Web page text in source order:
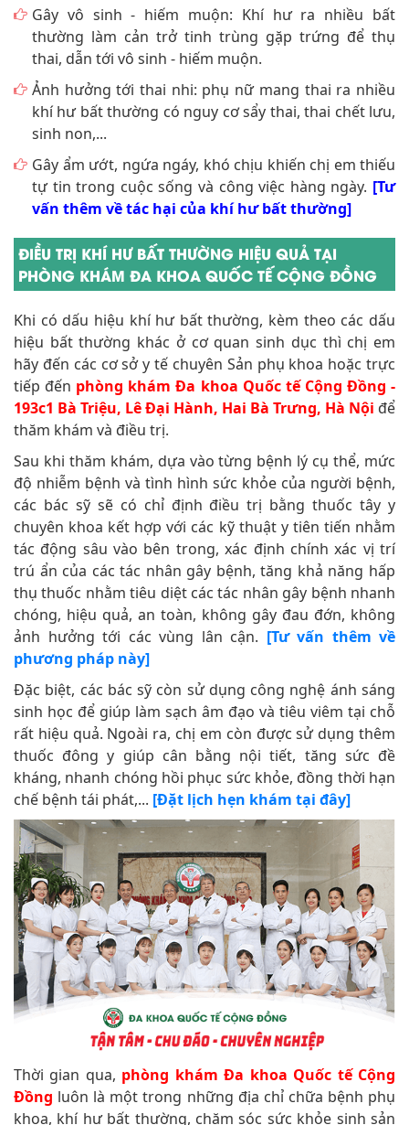
Gây vô sinh - hiếm muộn: Khí hư ra nhiều bất
thường làm cản trở tinh trùng gặp trứng để thụ
thai, dẫn tới vô sinh - hiếm muộn.
Ảnh hưởng tới thai nhi: phụ nữ mang thai ra nhiều
khí hư bất thường có nguy cơ sẩy thai, thai chết lưu,
sinh non,...
Gây ẩm ướt, ngứa ngáy, khó chịu khiến chị em thiếu
tự tin trong cuộc sống và công việc hàng ngày. [Tư
vấn thêm về tác hại của khí hư bất thường]
ĐIỀU TRỊ KHÍ HƯ BẤT THƯỜNG HIỆU QUẢ TẠI
PHÒNG KHÁM ĐA KHOA QUỐC TẾ CỘNG ĐỒNG
Khi có dấu hiệu khí hư bất thường, kèm theo các dấu
hiệu bất thường khác ở cơ quan sinh dục thì chị em
hãy đến các cơ sở y tế chuyên Sản phụ khoa hoặc trực
tiếp đến phòng khám Đa khoa Quốc tế Cộng Đồng -
193c1 Bà Triệu, Lê Đại Hành, Hai Bà Trưng, Hà Nội để
thăm khám và điều trị.
Sau khi thăm khám, dựa vào từng bệnh lý cụ thể, mức
độ nhiễm bệnh và tình hình sức khỏe của người bệnh,
các bác sỹ sẽ có chỉ định điều trị bằng thuốc tây y
chuyên khoa kết hợp với các kỹ thuật y tiên tiến nhằm
tác động sâu vào bên trong, xác định chính xác vị trí
trú ẩn của các tác nhân gây bệnh, tăng khả năng hấp
thụ thuốc nhằm tiêu diệt các tác nhân gây bệnh nhanh
chóng, hiệu quả, an toàn, không gây đau đớn, không
ảnh hưởng tới các vùng lân cận. [Tư vấn thêm về
phương pháp này]
Đặc biệt, các bác sỹ còn sử dụng công nghệ ánh sáng
sinh học để giúp làm sạch âm đạo và tiêu viêm tại chỗ
rất hiệu quả. Ngoài ra, chị em còn được sử dụng thêm
thuốc đông y giúp cân bằng nội tiết, tăng sức đề
kháng, nhanh chóng hồi phục sức khỏe, đồng thời hạn
chế bệnh tái phát,... [Đặt lịch hẹn khám tại đây]
Thời gian qua, phòng khám Đa khoa Quốc tế Cộng
Đồng luôn là một trong những địa chỉ chữa bệnh phụ
khoa, khí hư bất thường, chăm sóc sức khỏe sinh sản